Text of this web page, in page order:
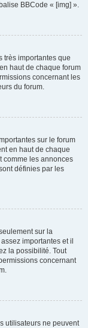
BBCode « [img] ».
très importantes que
haut de chaque forum
concernant les
du forum.
sur le forum
en haut de chaque
comme les annonces
définies par les
sur la
importantes et il
la possibilité. Tout
concernant
utilisateurs ne peuvent